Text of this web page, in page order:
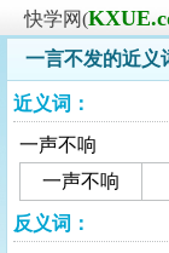
快学网(
一言不发的近义
近义词：
一声不响
一声不响
反义词：